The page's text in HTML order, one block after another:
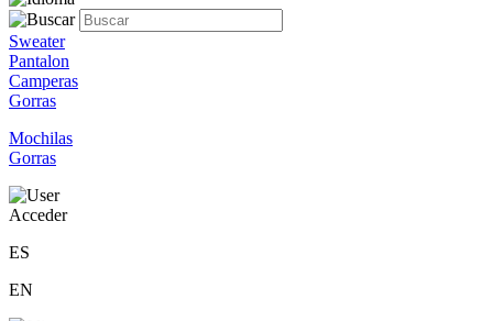
Sweater
Pantalon
Camperas
Gorras
Mochilas
Gorras
Acceder
ES
EN